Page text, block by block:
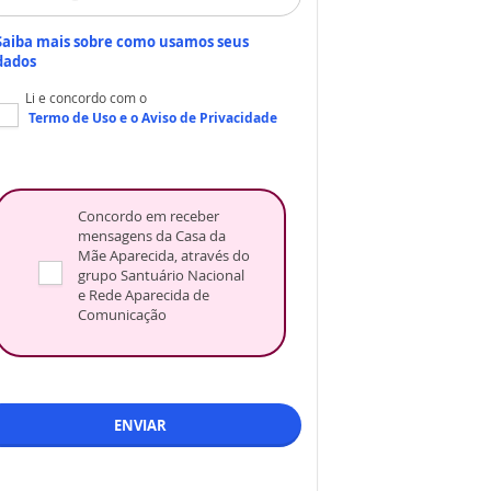
mais sobre como usamos seus
Li e concordo com o
Termo de Usoe oAviso de Privacidade
Concordo em receber
mensagens da Casa da
Mãe Aparecida, através do
grupo Santuário Nacional
e Rede Aparecida de
Comunicação
ENVIAR